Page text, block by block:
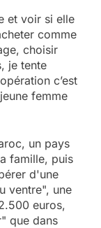
et voir si elle
comme
choisir
je tente
c’est
femme
un pays
famille, puis
d'une
ventre", une
euros,
que dans